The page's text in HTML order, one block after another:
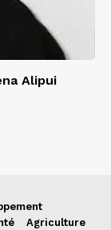
Alipui
Agriculture